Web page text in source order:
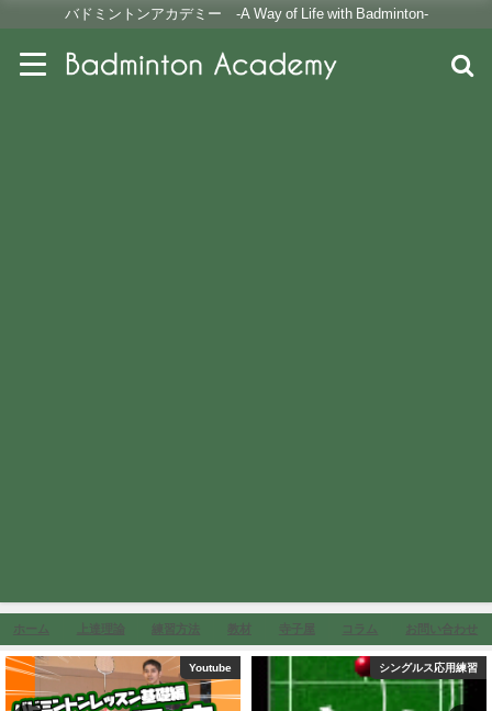
バドミントンアカデミー -A Way of Life with Badminton-
ホーム 上達理論 練習方法 教材 寺子屋 コラム お問い合わせ
Youtube シングルス応用練習